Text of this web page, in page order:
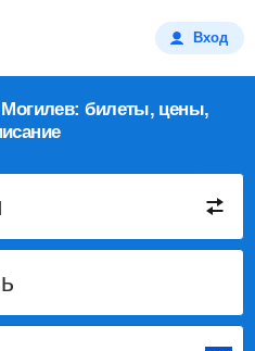
Вход
билеты, цены,